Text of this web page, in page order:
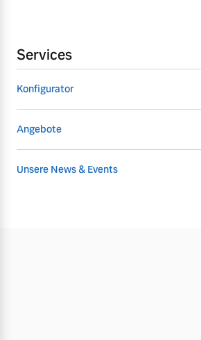
Services
Konfigurator
Angebote
Unsere News & Events